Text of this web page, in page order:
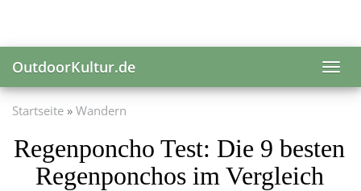
main
content
OutdoorKultur.de
Startseite Wandern
Regenponcho Test: Die 9 besten
Regenponchos im Vergleich